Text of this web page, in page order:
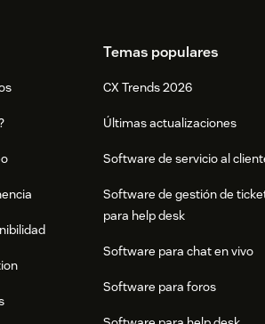
Temas populares
CX Trends 2026
Últimas actualizaciones
Software de servicio al
Software de gestión de
para help desk
Software para chat en vivo
Software para foros